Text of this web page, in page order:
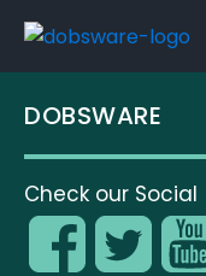
DOBSWARE
Check our Social